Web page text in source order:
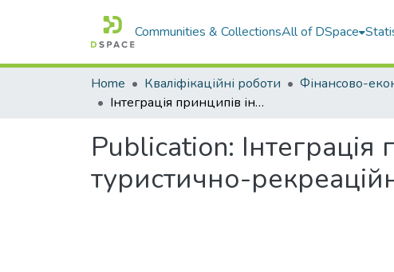
Communities & CollectionsAll of DSpace
Home Кваліфікаційні роботи
Інтеграція принципів інклюзії та доступності у розвиток туристично-рекреаційного комплексу
Publication:
туристично-